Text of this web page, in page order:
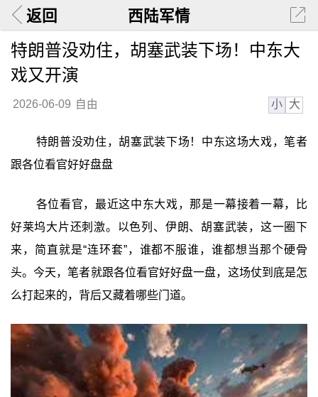
返回 西陆军情
特朗普没劝住，胡塞武装下场！中东大
戏又开演
2026-06-09 自由 小 大
特朗普没劝住，胡塞武装下场！中东这场大戏，笔者
跟各位看官好好盘盘
各位看官，最近这中东大戏，那是一幕接着一幕，比
好莱坞大片还刺激。以色列、伊朗、胡塞武装，这一圈下
来，简直就是“连环套”，谁都不服谁，谁都想当那个硬骨
头。今天，笔者就跟各位看官好好盘一盘，这场仗到底是怎
么打起来的，背后又藏着哪些门道。